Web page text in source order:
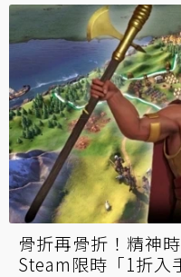
骨折再骨折！精神
Steam限時「1折入